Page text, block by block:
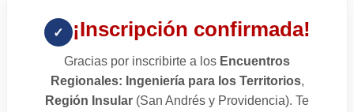
✓ ¡Inscripción confirmada!
Gracias por inscribirte a los Encuentros
Regionales: Ingeniería para los Territorios,
Región Insular (San Andrés y Providencia). Te